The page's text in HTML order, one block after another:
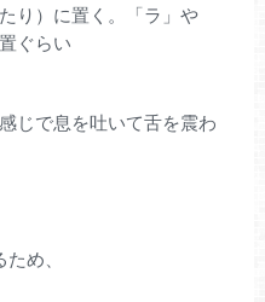
り）に置く。「ラ」や
ぐらい
じで息を吐いて舌を震わ
め、